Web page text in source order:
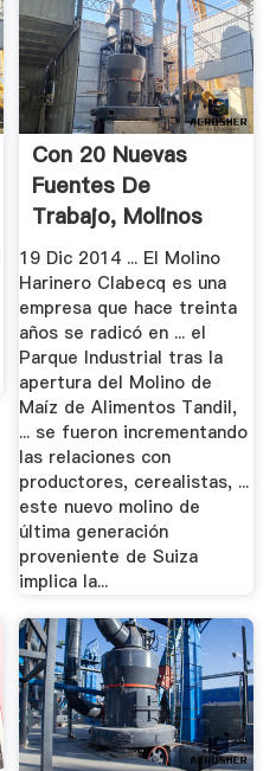
Con 20 Nuevas
Fuentes De
Trabajo, Molinos
Harineros.
19 Dic 2014 ... El Molino
Harinero Clabecq es una
empresa que hace treinta
años se radicó en ... el
Parque Industrial tras la
apertura del Molino de
Maíz de Alimentos Tandil,
... se fueron incrementando
las relaciones con
productores, cerealistas, ...
este nuevo molino de
última generación
proveniente de Suiza
implica la...